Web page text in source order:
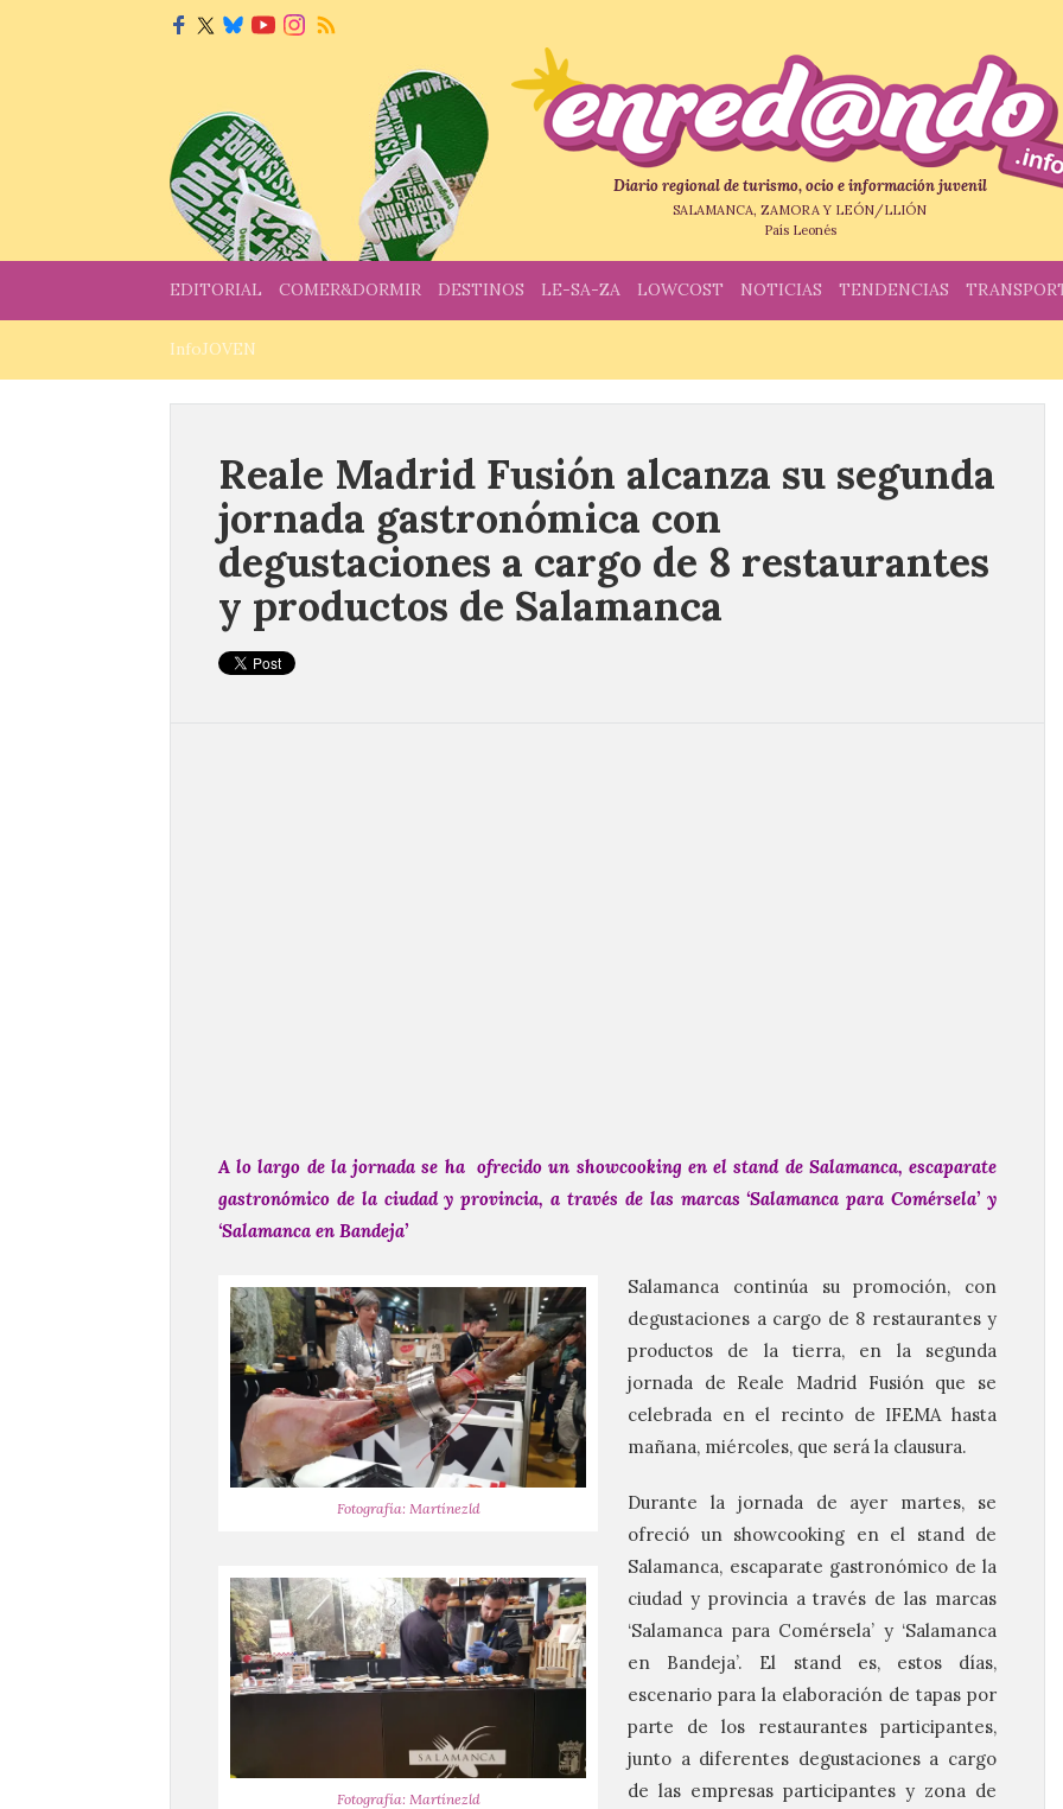
Diario regional de turismo, ocio e información juvenil
SALAMANCA, ZAMORA Y LEÓN/LLIÓN
País Leonés
EDITORIAL COMER&DORMIR DESTINOS LE-SA-ZA LOWCOST NOTICIAS TENDENCIAS
InfoJOVEN
Reale Madrid Fusión alcanza su segunda
jornada gastronómica con
degustaciones a cargo de 8 restaurantes
y productos de Salamanca
A lo largo de la jornada se ha ofrecido un showcooking en el stand de Salamanca, escaparate
gastronómico de la ciudad y provincia, a través de las marcas ‘Salamanca para Comérsela’ y
‘Salamanca en Bandeja’
Fotografía: Martínezld
Salamanca continúa su promoción, con
degustaciones a cargo de 8 restaurantes y
productos de la tierra, en la segunda
jornada de Reale Madrid Fusión que se
celebrada en el recinto de IFEMA hasta
mañana, miércoles, que será la clausura.
Fotografía: Martínezld
Durante la jornada de ayer martes, se
ofreció un showcooking en el stand de
Salamanca, escaparate gastronómico de la
ciudad y provincia a través de las marcas
‘Salamanca para Comérsela’ y ‘Salamanca
en Bandeja’. El stand es, estos días,
escenario para la elaboración de tapas por
parte de los restaurantes participantes,
junto a diferentes degustaciones a cargo
de las empresas participantes y zona de